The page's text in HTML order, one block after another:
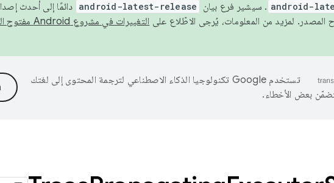
android- . سيشير فرع بيان android-latest-release دائمًا إلى أحدث
التغييرات في مشروع Android مفتوح المصدر
تستخدم Google تكنولوجيا الذكاء الاصطناعي لترجمة المحتوى إلى لغتك
بعض الأخطاء.